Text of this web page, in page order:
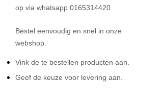
op via whatsapp 0165314420
Bestel eenvoudig en snel in onze
webshop.
Vink de te bestellen producten aan.
Geef de keuze voor levering aan.